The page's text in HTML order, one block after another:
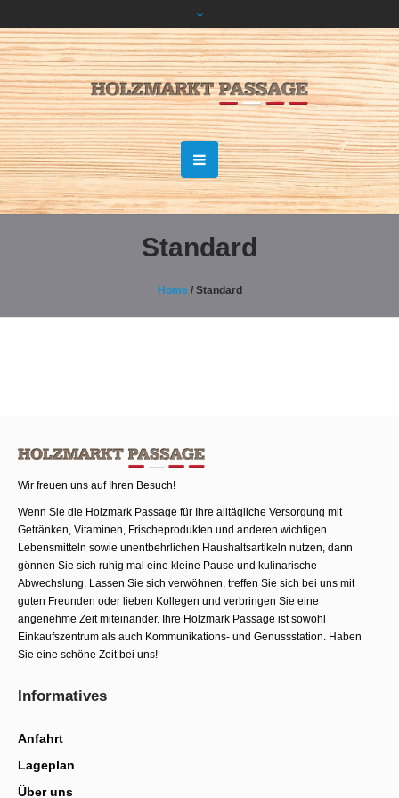
Standard
Home / Standard
Wir freuen uns auf Ihren Besuch!
Wenn Sie die Holzmark Passage für Ihre alltägliche Versorgung mit
Getränken, Vitaminen, Frischeprodukten und anderen wichtigen
Lebensmitteln sowie unentbehrlichen Haushaltsartikeln nutzen, dann
gönnen Sie sich ruhig mal eine kleine Pause und kulinarische
Abwechslung. Lassen Sie sich verwöhnen, treffen Sie sich bei uns mit
guten Freunden oder lieben Kollegen und verbringen Sie eine
angenehme Zeit miteinander. Ihre Holzmark Passage ist sowohl
Einkaufszentrum als auch Kommunika­tions- und Genussstation. Haben
Sie eine schöne Zeit bei uns!
Informatives
Anfahrt
Lageplan
Über uns